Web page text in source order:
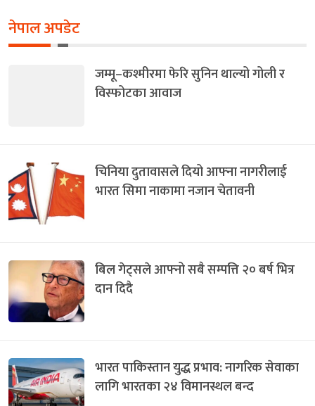
नेपाल अपडेट
जम्मू–कश्मीरमा फेरि सुनिन थाल्यो गोली र
विस्फोटका आवाज
चिनिया दुतावासले दियो आफ्ना नागरीलाई
भारत सिमा नाकामा नजान चेतावनी
बिल गेट्सले आफ्नो सबै सम्पत्ति २० बर्ष भित्र
दान दिदै
भारत पाकिस्तान युद्ध प्रभाव: नागरिक सेवाका
लागि भारतका २४ विमानस्थल बन्द